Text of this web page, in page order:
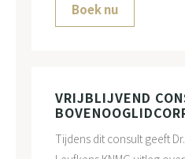
Boek nu
VRIJBLIJVEND
Tijdens dit consult geeft